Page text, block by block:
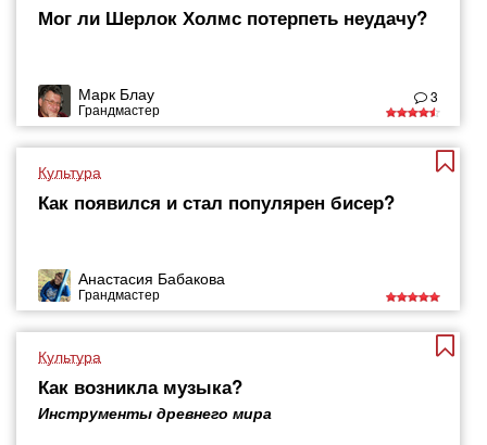
Мог ли Шерлок Холмс потерпеть неудачу?
Марк Блау
Грандмастер
3
Культура
Как появился и стал популярен бисер?
Анастасия Бабакова
Грандмастер
Культура
Как возникла музыка?
Инструменты древнего мира